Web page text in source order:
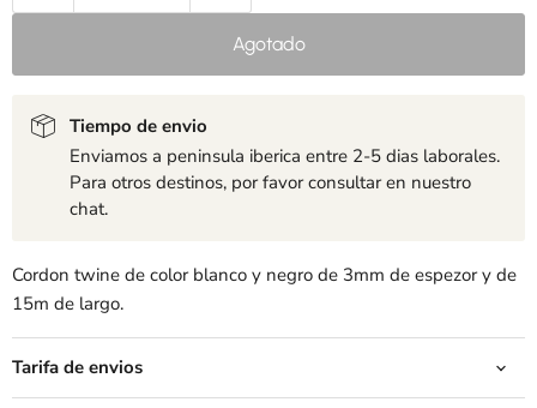
Agotado
Tiempo de envio
Enviamos a peninsula iberica entre 2-5 dias laborales.
Para otros destinos, por favor consultar en nuestro
chat.
Cordon twine de color blanco y negro de 3mm de espezor y de
15m de largo.
Tarifa de envios